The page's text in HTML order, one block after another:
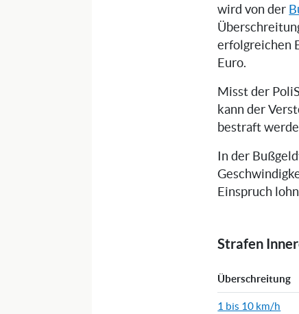
wird von der
erfolgreichen
Euro.
Misst der
kann der
bestraft
In der
Einspruch
Strafen
Überschreitung
1 bis 10 km/h